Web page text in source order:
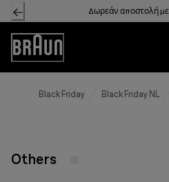
Skip
to
Content
Δωρεάν αποστολή
Accessibility
Statement
Black Friday Black Friday NL
Others